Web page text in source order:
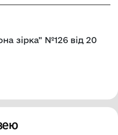
зірка" №126 від 20